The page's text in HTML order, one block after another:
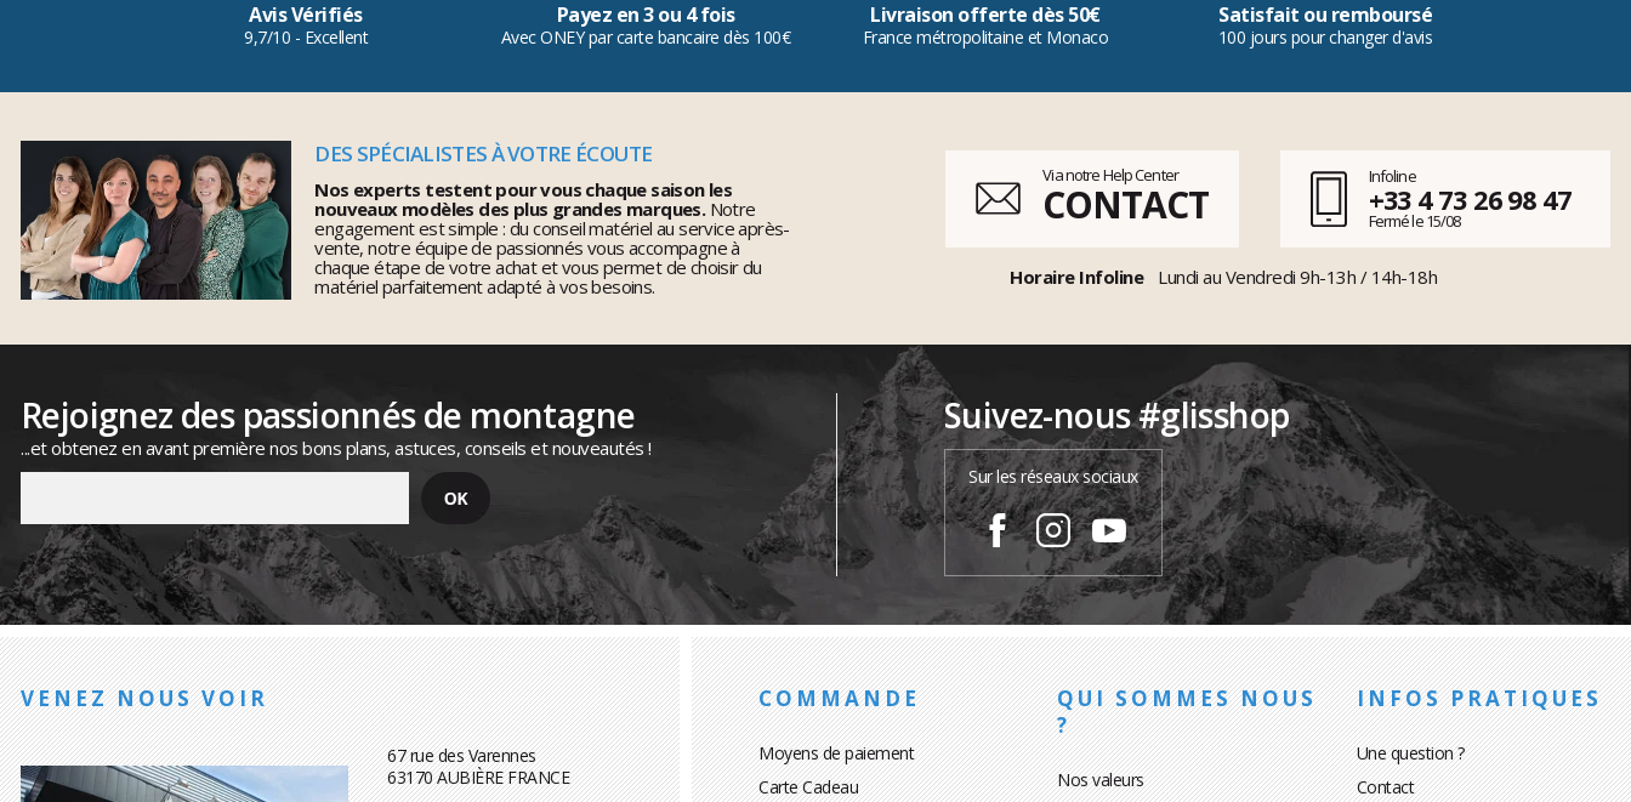
Avis Vérifiés
9,7/10 - Excellent
Payez en 3 ou 4 fois
Avec ONEY par carte bancaire dès 100€
Livraison offerte dès 50€
France métropolitaine et Monaco
Satisfait ou remboursé
100 jours pour changer d'avis
DES SPÉCIALISTES À VOTRE ÉCOUTE
Nos experts testent pour vous chaque saison les
nouveaux modèles des plus grandes marques.Notre
engagement est simple : du conseil matériel au service après-
vente, notre équipe de passionnés vous accompagne à
chaque étape de votre achat et vous permet de choisir du
matériel parfaitement adapté à vos besoins.
Via notre Help Center
CONTACT
Infoline
+33 4 73 26 98 47
Fermé le 15/08
Horaire Infoline Lundi au Vendredi 9h-13h / 14h-18h
Rejoignez des passionnés de montagne
...et obtenez en avant première nos bons plans, astuces, conseils et nouveautés !
Suivez-nous #glisshop
Sur les réseaux sociaux
VENEZ NOUS VOIR
67 rue des Varennes
63170 AUBIÈRE FRANCE
COMMANDE
Moyens de paiement
Carte Cadeau
QUI SOMMES NOUS
?
Nos valeurs
INFOS PRATIQUES
Une question ?
Contact